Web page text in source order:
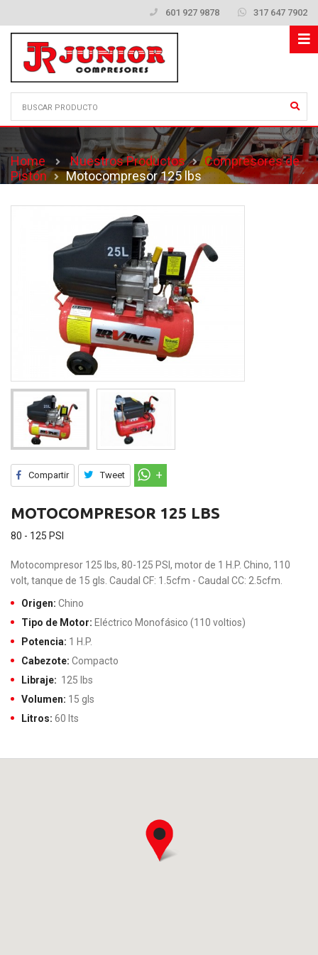
317 647 7902
601 927 9878
Home Nuestros Productos
Compresores de
Pistón
Motocompresor 125 lbs
Compartir Tweet
MOTOCOMPRESOR 125 LBS
80 - 125 PSI
Motocompresor 125 lbs, 80-125 PSI, motor de 1 H.P. Chino, 110
volt, tanque de 15 gls. Caudal CF: 1.5cfm - Caudal CC: 2.5cfm.
Origen: Chino
Tipo de Motor: Eléctrico Monofásico (110 voltios)
Potencia: 1 H.P.
Cabezote: Compacto
Libraje: 125 lbs
Volumen: 15 gls
Litros: 60 lts